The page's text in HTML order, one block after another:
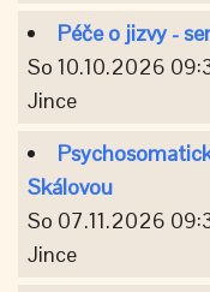
Péče o jizvy -
So 10.10.2026
Jince
Skálovou
So 07.11.2026
Jince